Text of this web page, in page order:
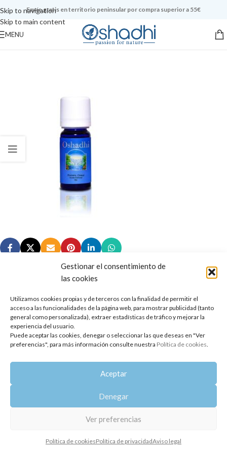
Gestionar el consentimiento de
las cookies
Utilizamos cookies propias y de terceros con la finalidad de permitir el
acceso a las funcionalidades de la página web, para mostrar publicidad (tanto
general como personalizada), extraer estadísticas de tráfico y mejorar la
experiencia del usuario.
Puede aceptar las cookies, denegar o seleccionar las que deseas en "Ver
preferencias", para más información consulte nuestra Política de cookies.
Aceptar
Denegar
Ver preferencias
Política de cookiesPolítica de privacidadAviso legal
Skip to navigation
Skip to main content
Envío gratis en territorio peninsular por compra superior a 55€
MENU
Copyright 2014-2025 Oshadhi España
Todos los derechos reservados.
Política de privacidad | Aviso legal | Política de cookies